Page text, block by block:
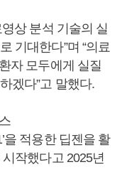
상 분석 기술의 실
기대한다”며 “의료
자 모두에게 실질
겠다”고 말했다.
을 적용한 딥젠을 활
작했다고 2025년